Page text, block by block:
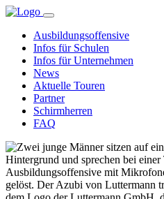
Ausbildungsoffensive
Infos für Schulen
Infos für Unternehmen
News
Aktuelle Touren
Partner
Schirmherren
FAQ